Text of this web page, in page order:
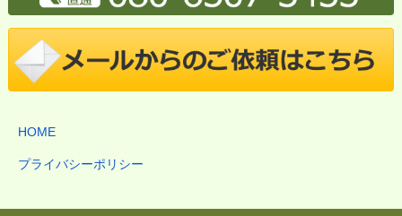
HOME
プライバシーポリシー